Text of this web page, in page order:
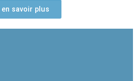
en savoir plus